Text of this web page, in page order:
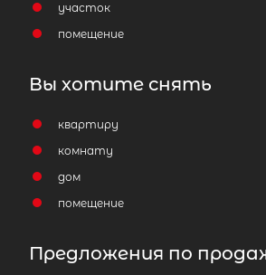
участок
помещение
Вы хотите снять
квартиру
комнату
дом
помещение
Предложения по